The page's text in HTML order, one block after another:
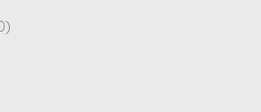
dit product is